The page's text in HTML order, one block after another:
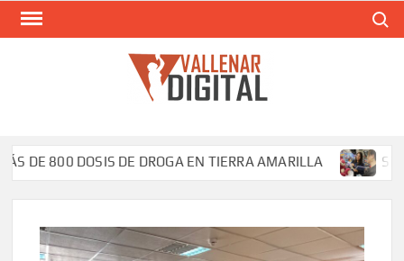
Saltar
800 DOSIS DE DROGA EN TIERRA AMARILLA Silvana